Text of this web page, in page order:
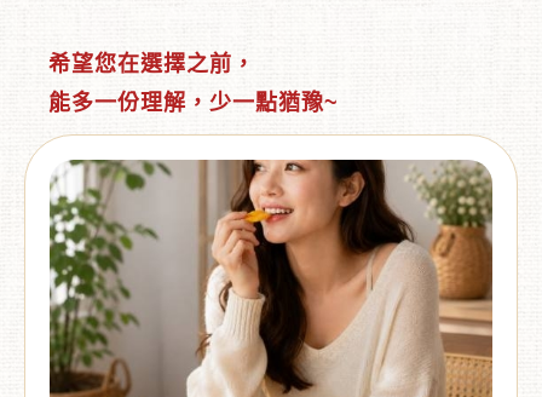
希望您在選擇之前，
能多一份理解，少一點猶豫~